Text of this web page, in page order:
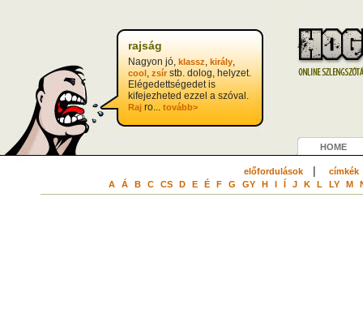
rajság
Nagyon jó, klassz, király,
cool, zsírstb. dolog, helyzet.
Elégedettségedet is
kifejezheted ezzel a szóval.
Raj ro... tovább>
HOME
előfordulások| címkék
A Á B C CS D E É F G GY H I Í J K L LY M